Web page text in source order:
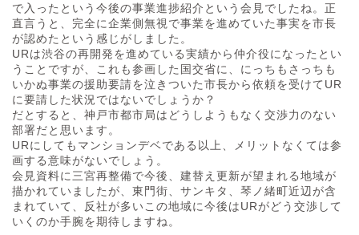
で入ったという今後の事業進捗紹介という会見でしたね。正
直言うと、完全に企業側無視で事業を進めていた事実を市長
が認めたという感じがしました。
URは渋谷の再開発を進めている実績から仲介役になったとい
うことですが、これも参画した国交省に、にっちもさっちも
いかぬ事業の援助要請を泣きついた市長から依頼を受けてUR
に要請した状況ではないでしょうか？
だとすると、神戸市都市局はどうしようもなく交渉力のない
部署だと思います。
URにしてもマンションデベである以上、メリットなくては参
画する意味がないでしょう。
会見資料に三宮再整備で今後、建替え更新が望まれる地域が
描かれていましたが、東門街、サンキタ、琴ノ緒町近辺が含
まれていて、反社が多いこの地域に今後はURがどう交渉して
いくのか手腕を期待しますね。